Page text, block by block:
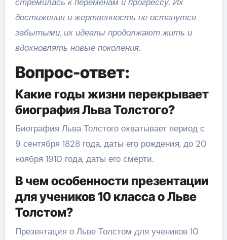
достижения и жертвенность не останутся
забытыми, их идеалы продолжают жить и
вдохновлять новые поколения.
Вопрос-ответ:
Какие годы жизни перекрывает
биография Льва Толстого?
Биография Льва Толстого охватывает период с
9 сентября 1828 года, даты его рождения, до 20
ноября 1910 года, даты его смерти.
В чем особенности презентации
для учеников 10 класса о Льве
Толстом?
Презентация о Льве Толстом для учеников 10